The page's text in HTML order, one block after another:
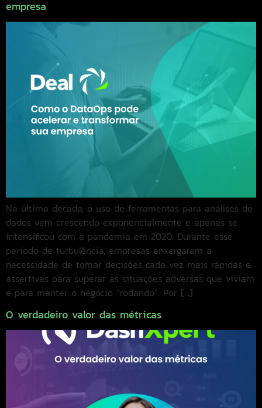
empresa
Na última década, o uso de ferramentas para análises de
dados vem crescendo exponencialmente e apenas se
intensificou com a pandemia em 2020. Durante esse
período de turbulência, empresas enxergaram a
necessidade de tomar decisões cada vez mais rápidas e
assertivas para superar as situações adversas que viviam
e para manter o negócio “rodando”. Por […]
O verdadeiro valor das métricas